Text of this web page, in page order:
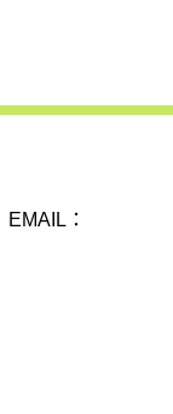
EMAIL：